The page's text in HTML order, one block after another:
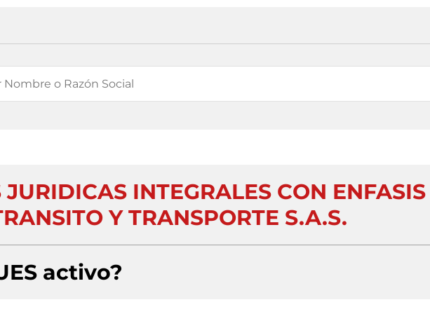
JURIDICAS INTEGRALES CON ENFASIS
Y TRANSPORTE S.A.S.
activo?